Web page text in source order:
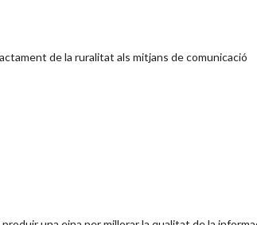
de la ruralitat als mitjans de comunicació